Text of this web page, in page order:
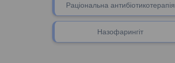
Раціональна антибіотикотерапія
Назофарингіт